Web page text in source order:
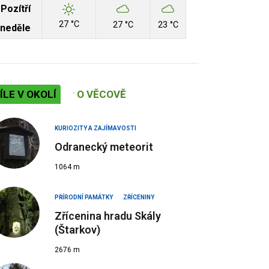
Pozítří
neděle
27 °C 27 °C 23 °C
V OKOLÍ O VĚCOVĚ
KURIOZITY A ZAJÍMAVOSTI
Odranecký meteorit
1064 m
PŘÍRODNÍ PAMÁTKY ZŘÍCENINY
Zřícenina hradu Skály
(Štarkov)
2676 m